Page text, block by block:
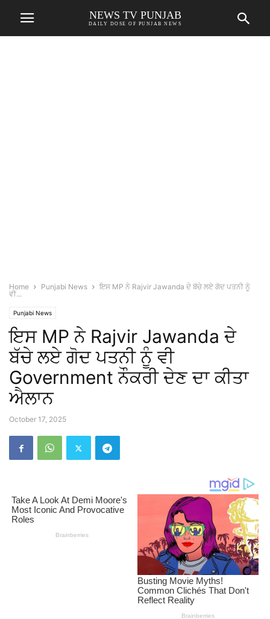
NEWS TV PUNJAB
DAILY DOSE OF PUNJAB NEWS
Home Punjabi News
ਇਸ MP ਨੇ Rajvir Jawanda ਦੇ ਬੱਚੇ ਲਏ ਗੋਦ ਪਤਨੀ ਨੂੰ
ਵੀ...
Punjabi News
ਇਸ MP ਨੇ Rajvir Jawanda ਦੇ
ਬੱਚੇ ਲਏ ਗੋਦ ਪਤਨੀ ਨੂੰ ਵੀ
Government ਨੌਕਰੀ ਦੇਣ ਦਾ ਕੀਤਾ
ਐਲਾਨ
October 17, 2025